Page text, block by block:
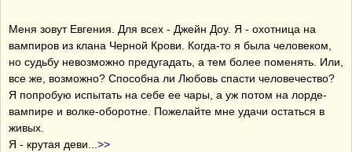
Меня зовут Евгения. Для всех - Джейн Доу. Я - охотница на
вампиров из клана Черной Крови. Когда-то я была человеком,
но судьбу невозможно предугадать, а тем более поменять. Или,
все же, возможно? Способна ли Любовь спасти человечество?
Я попробую испытать на себе ее чары, а уж потом на лорде-
вампире и волке-оборотне. Пожелайте мне удачи остаться в
живых.
Я - крутая деви
>>